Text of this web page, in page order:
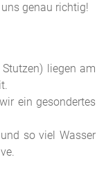
genau richtig!
liegen am
ein gesondertes
so viel Wasser